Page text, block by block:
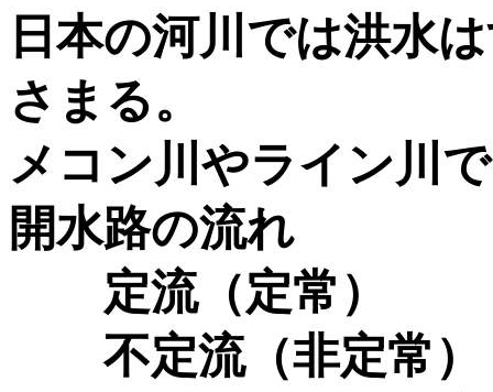
日本の河川では洪水
さまる。
メコン川やライン川
開水路の流れ
定流（定常）
不定流（非定常）